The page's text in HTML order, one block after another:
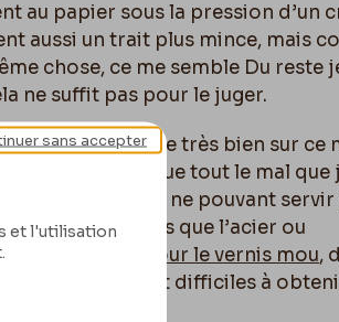
au papier sous la pression d’un
aussi un trait plus mince, mais
chose, ce me semble Du reste
ne suffit pas pour le juger.
sur zinc il donne très bien sur ce
de vous dire que tout le mal que
. Ce métal ne pouvant
canon, pas plus que l’acier ou
parfois –
pour le vernis mou,
qui seraient difficiles à
et l'utilisation
sans accepter